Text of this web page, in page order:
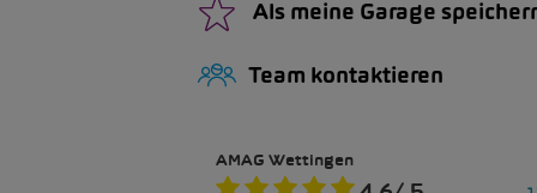
Als meine Garage
Team kontaktieren